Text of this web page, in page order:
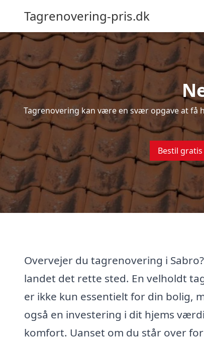
Tagrenovering-pris.dk
Tagrenovering kan være en svær opgave at få
Bestil
Overvejer du tagrenovering i
landet det rette sted. En velholdt
er ikke kun essentielt for din bolig,
også en investering i dit hjems
komfort. Uanset om du står over